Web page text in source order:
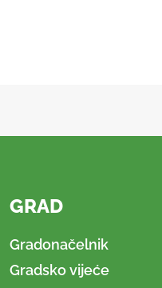
GRAD
Gradonačelnik
Gradsko vijeće